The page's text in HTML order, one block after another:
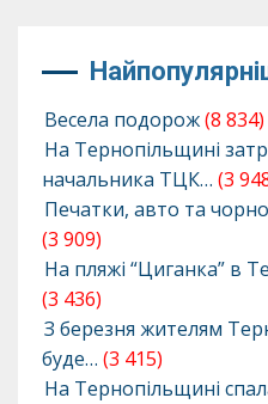
Весела подорож(8 834)
На Тернопільщині
начальника ТЦК… (3
Печатки, авто та
(3 909)
На пляжі “Циганка” в
(3 436)
З березня жителям
буде… (3 415)
На Тернопільщині